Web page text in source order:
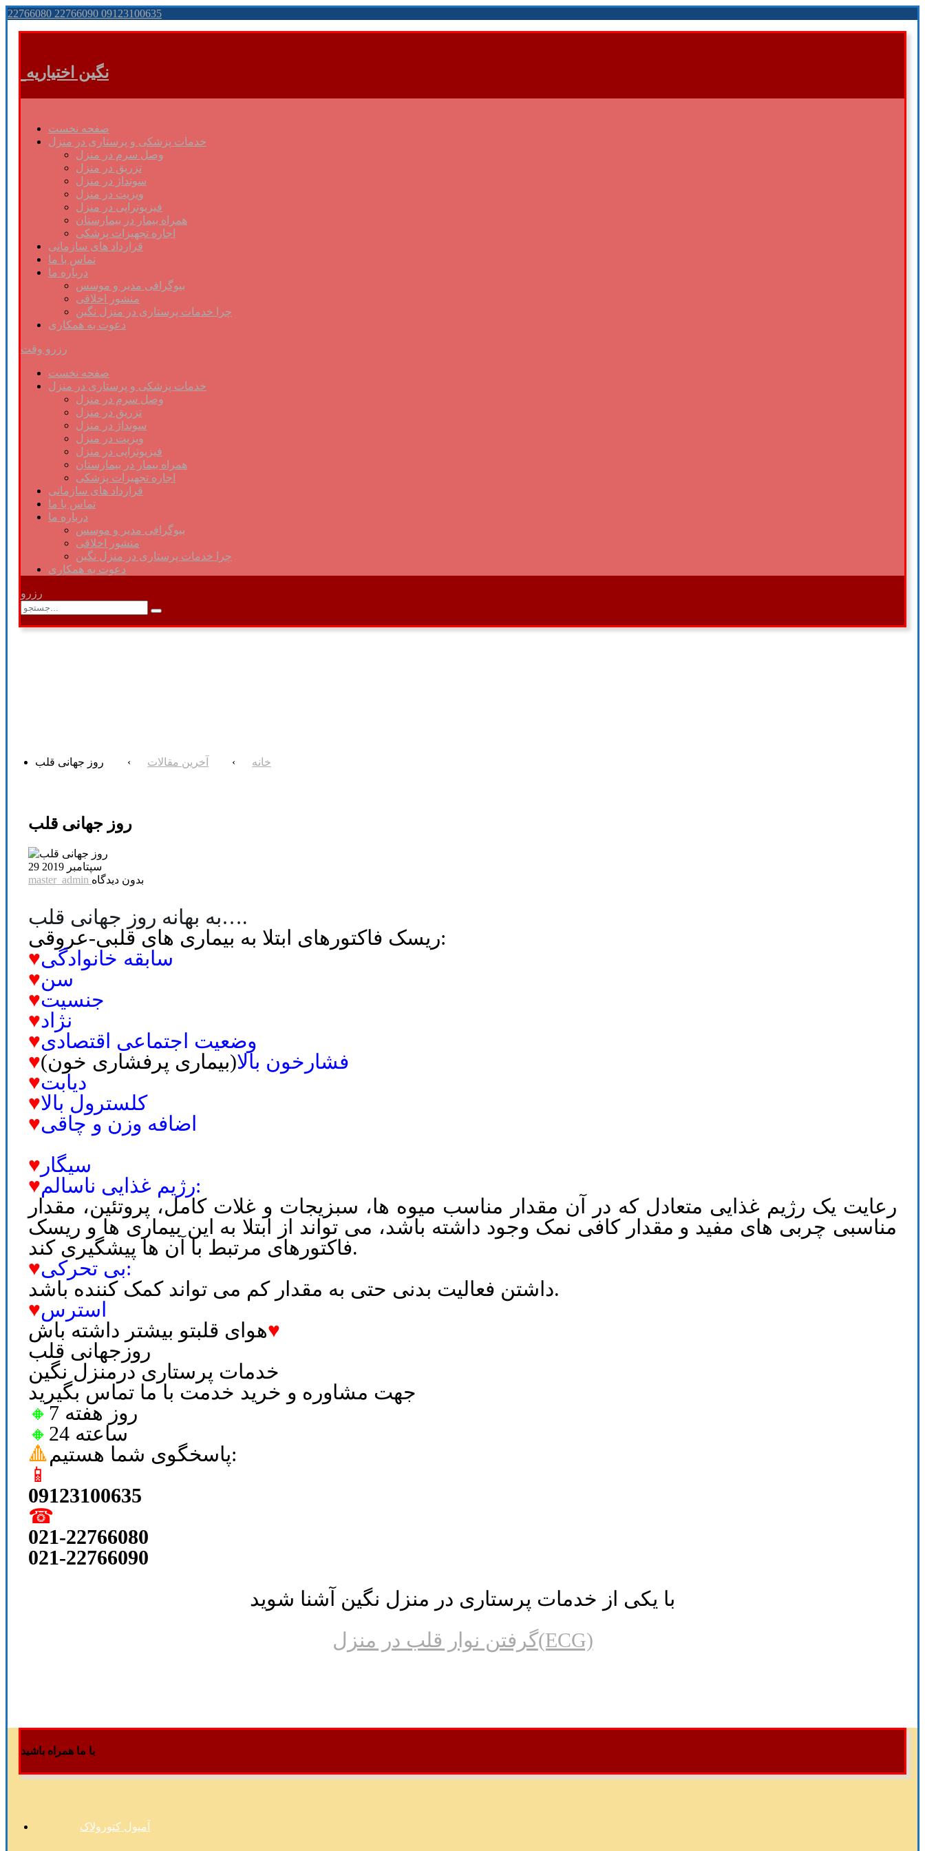
22766080 22766090 09123100635
نگین اختیاریه
صفحه نخست
خدمات پزشکی و پرستاری در منزل
وصل سرم در منزل
تزریق در منزل
سونداژ در منزل
ویزیت در منزل
فیزیوتراپی در منزل
همراه بیمار در بیمارستان
اجاره تجهیزات پزشکی
قرارداد های سازمانی
تماس با ما
درباره ما
بیوگرافی مدیر و موسس
منشور اخلاقی
چرا خدمات پرستاری در منزل نگین
دعوت به همکاری
رزرو وقت
صفحه نخست
خدمات پزشکی و پرستاری در منزل
وصل سرم در منزل
تزریق در منزل
سونداژ در منزل
ویزیت در منزل
فیزیوتراپی در منزل
همراه بیمار در بیمارستان
اجاره تجهیزات پزشکی
قرارداد های سازمانی
تماس با ما
درباره ما
بیوگرافی مدیر و موسس
منشور اخلاقی
چرا خدمات پرستاری در منزل نگین
دعوت به همکاری
رزرو
خانه › آخرین مقالات › روز جهانی قلب
روز جهانی قلب
29 سپتامبر 2019
master_admin بدون دیدگاه
به بهانه روز جهانی قلب….
ریسک فاکتورهای ابتلا به بیماری های قلبی-عروقی:
♥سابقه خانوادگی
♥سن
♥جنسیت
♥نژاد
♥وضعیت اجتماعی اقتصادی
♥
فشارخون بالا(بیماری پرفشاری خون)
♥دیابت
♥کلسترول بالا
♥اضافه وزن و چاقی
♥ سیگار
♥
رژیم غذایی ناسالم:
رعایت یک رژیم غذایی متعادل که در آن مقدار مناسب میوه ها، سبزیجات و غلات کامل، پروتئین، مقدار
مناسبی چربی های مفید و مقدار کافی نمک وجود داشته باشد، می تواند از ابتلا به این بیماری ها و ریسک
فاکتورهای مرتبط با آن ها پیشگیری کند.
♥
بی تحرکی:
داشتن فعالیت بدنی حتی به مقدار کم می تواند کمک کننده باشد.
♥استرس
هوای قلبتو بیشتر داشته باش♥
روزجهانی قلب
خدمات پرستاری درمنزل نگین
جهت مشاوره و خرید خدمت با ما تماس بگیرید
🔸
7 روز هفته
🔸
24 ساعته
🔺
پاسخگوی شما هستیم:
📱
09123100635
☎
021-22766080
021-22766090
با یکی از خدمات پرستاری در منزل نگین آشنا شوید
گرفتن نوار قلب در منزل(ECG)
با ما همراه باشید
آمپول کتورولاک